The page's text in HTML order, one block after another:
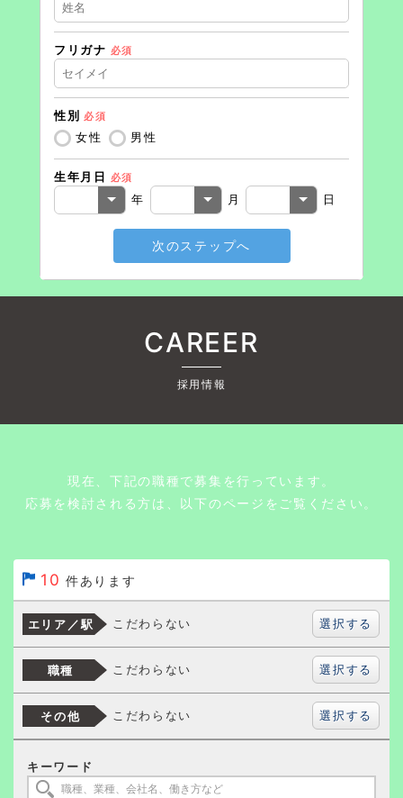
フリガナ 必須
性別 必須
女性 男性
生年月日 必須
年 月 日
次のステップへ
CAREER
採用情報
現在、下記の職種で募集を行っています。
応募を検討される方は、以下のページをご覧ください。
10 件あります
エリア／駅 こだわらない 選択する
職種 こだわらない 選択する
その他 こだわらない 選択する
キーワード